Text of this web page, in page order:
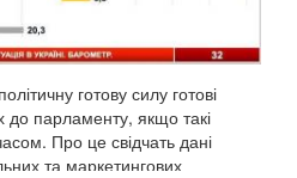
готову силу готові
до парламенту, якщо такі
Про це свідчать дані
та маркетингових